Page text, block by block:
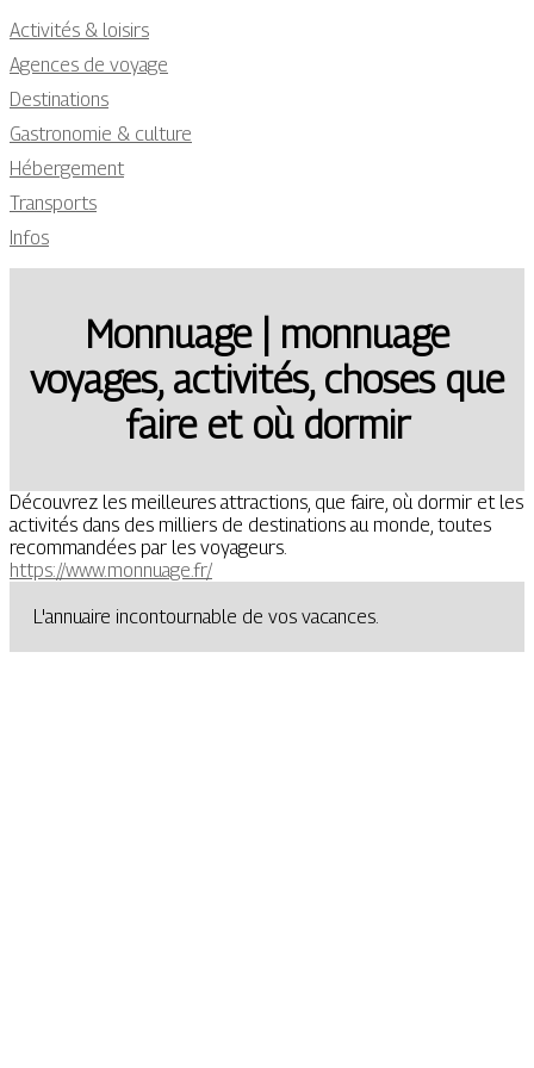
Activités & loisirs
Agences de voyage
Destinations
Gastronomie & culture
Hébergement
Transports
Infos
Monnuage | monnuage
voyages, activités, choses que
faire et où dormir
Découvrez les meilleures attractions, que faire, où dormir et les
activités dans des milliers de destinations au monde, toutes
recommandées par les voyageurs.
https://www.monnuage.fr/
L'annuaire incontournable de vos vacances.